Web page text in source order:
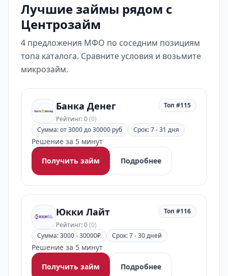
Лучшие займы рядом с
Центрозайм
4 предложения МФО по соседним позициям
топа каталога. Сравните условия и возьмите
микрозайм.
Банка Денег
Рейтинг: 0(0)
Топ #115
Сумма: от 3000 до 30000 руб Срок: 7 - 31 дня
Решение за 5 минут
Получить займ
Подробнее
Юкки Лайт
Рейтинг: 0(0)
Топ #116
Сумма: 3000 - 30000₽ Срок: 7 - 30 дней
Решение за 5 минут
Получить займ
Подробнее